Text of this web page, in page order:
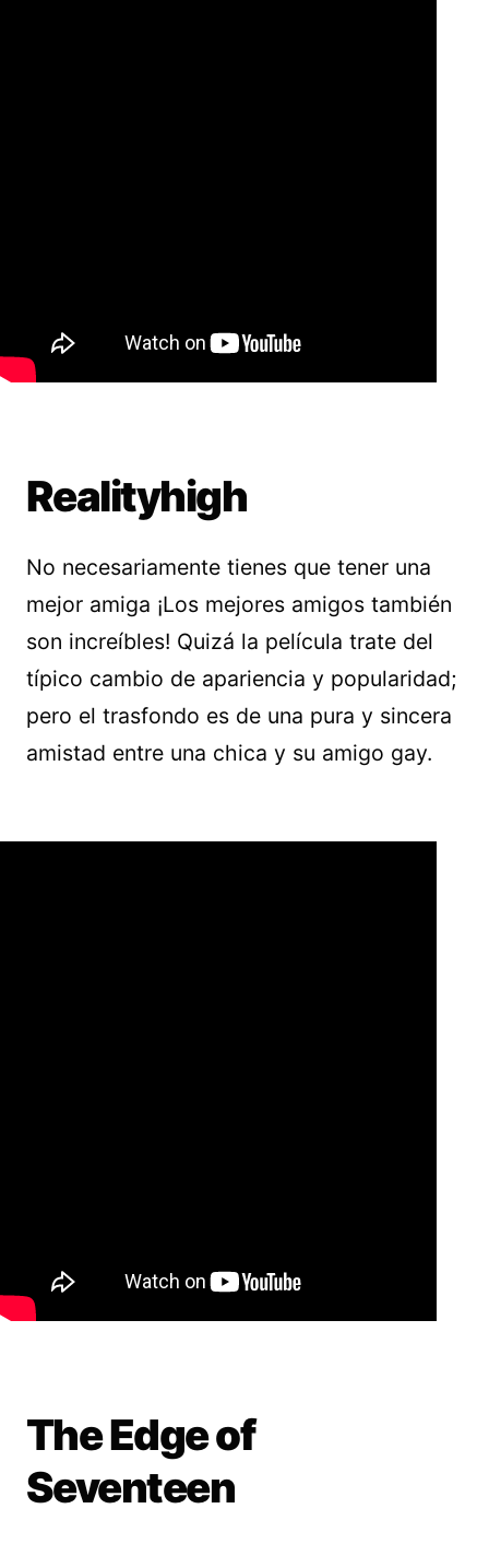
Realityhigh
No necesariamente tienes que tener una
mejor amiga ¡Los mejores amigos también
son increíbles! Quizá la película trate del
típico cambio de apariencia y popularidad;
pero el trasfondo es de una pura y sincera
amistad entre una chica y su amigo gay.
The Edge of
Seventeen